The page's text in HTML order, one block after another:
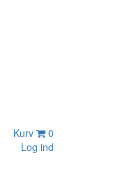
Kurv
0
Log ind